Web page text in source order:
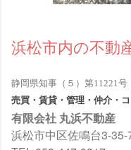
浜松市内の不動
静岡県知事（５）第11221号
売買・賃貸・管理・仲介・
有限会社 丸浜不動産
浜松市中区佐鳴台3-35-